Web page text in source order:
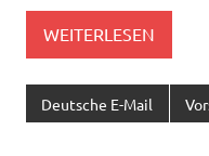
WEITERLESEN
Deutsche E-Mail